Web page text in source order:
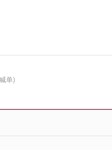
单)